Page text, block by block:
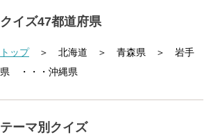
クイズ47都道府県
トップ＞ 北海道 ＞ 青森県 ＞ 岩手
県 ・・・沖縄県
テーマ別クイズ